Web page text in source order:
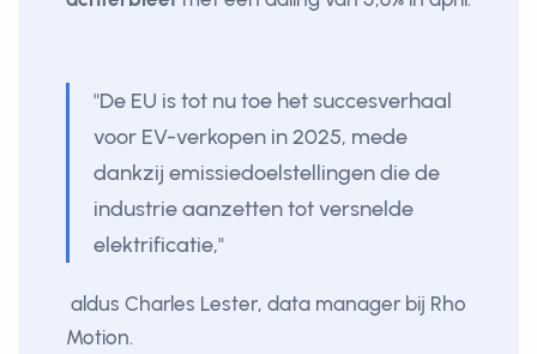
"De EU is tot nu toe het succesverhaal
voor EV-verkopen in 2025, mede
dankzij emissiedoelstellingen die de
industrie aanzetten tot versnelde
elektrificatie,"
aldus Charles Lester, data manager bij Rho
Motion.